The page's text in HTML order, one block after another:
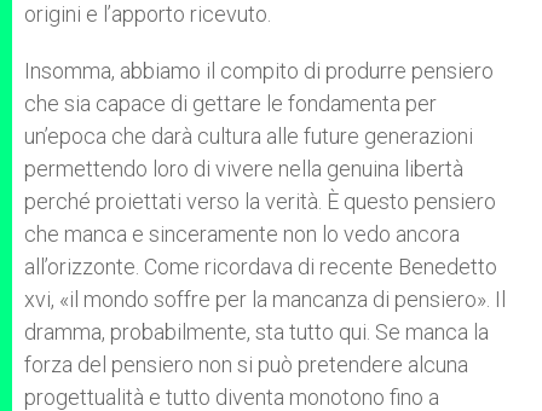
origini e l’apporto ricevuto.
Insomma, abbiamo il compito di produrre pensiero
che sia capace di gettare le fondamenta per
un’epoca che darà cultura alle future generazioni
permettendo loro di vivere nella genuina libertà
perché proiettati verso la verità. È questo pensiero
che manca e sinceramente non lo vedo ancora
all’orizzonte. Come ricordava di recente Benedetto
xvi, «il mondo soffre per la mancanza di pensiero». Il
dramma, probabilmente, sta tutto qui. Se manca la
forza del pensiero non si può pretendere alcuna
progettualità e tutto diventa monotono fino a